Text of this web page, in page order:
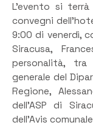
L’evento si
convegni
9:00 di venerdì,
Siracusa,
personalità, tra
generale del
Regione,
dell’ASP di
dell’Avis